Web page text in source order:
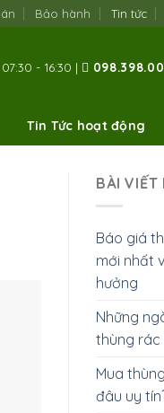
Bảo hành Tin tức
07:30 - 16:30 |
Tin Tức hoạt động
BÀI VIẾT
Báo giá
mới nhất
hưởng
Những
thùng rác
Mua
đâu uy